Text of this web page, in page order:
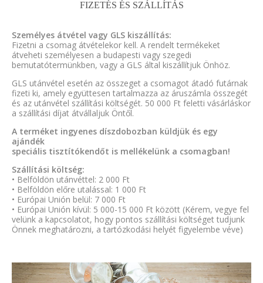
FIZETÉS ÉS SZÁLLÍTÁS
Személyes átvétel vagy GLS kiszállítás:
Fizetni a csomag átvételekor kell. A rendelt termékeket
átveheti személyesen a budapesti vagy szegedi
bemutatótermünkben, vagy a GLS által kiszállítjuk Önhöz.
GLS utánvétel esetén az összeget a csomagot átadó futárnak
fizeti ki, amely együttesen tartalmazza az áruszámla összegét
és az utánvétel szállítási költségét. 50 000 Ft feletti vásárláskor
a szállítási díjat átvállaljuk Öntől.
A terméket ingyenes díszdobozban küldjük és egy
ajándék
speciális tisztítókendőt is mellékelünk a csomagban!
Szállítási költség:
• Belföldön utánvéttel: 2 000 Ft
• Belföldön előre utalással: 1 000 Ft
• Európai Unión belül: 7 000 Ft
• Európai Unión kívül: 5 000-15 000 Ft között (Kérem, vegye fel
velünk a kapcsolatot, hogy pontos szállítási költséget tudjunk
Önnek meghatározni, a tartózkodási helyét figyelembe véve)